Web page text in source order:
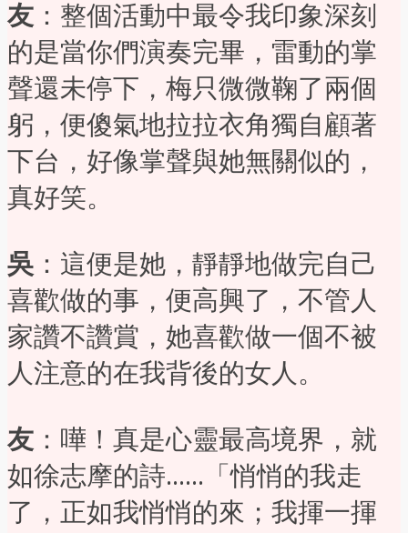
友 ：整個活動中最令我印象深刻
的是當你們演奏完畢，雷動的掌
聲還未停下，梅只微微鞠了兩個
躬，便傻氣地拉拉衣角獨自顧著
下台，好像掌聲與她無關似的，
真好笑。
吳 ：這便是她，靜靜地做完自己
喜歡做的事，便高興了，不管人
家讚不讚賞，她喜歡做一個不被
人注意的在我背後的女人。
友 ：嘩！真是心靈最高境界，就
如徐志摩的詩……「悄悄的我走
了，正如我悄悄的來；我揮一揮